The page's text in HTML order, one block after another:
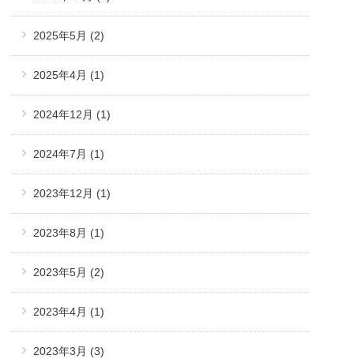
2025年5月 (2)
2025年4月 (1)
2024年12月 (1)
2024年7月 (1)
2023年12月 (1)
2023年8月 (1)
2023年5月 (2)
2023年4月 (1)
2023年3月 (3)